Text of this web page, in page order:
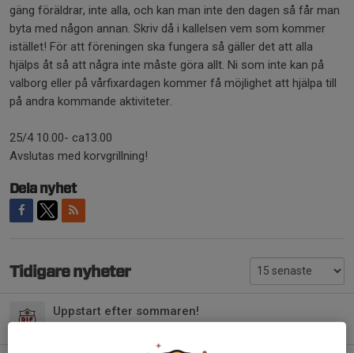
gäng föräldrar, inte alla, och kan man inte den dagen så får man
byta med någon annan. Skriv då i kallelsen vem som kommer
istället! För att föreningen ska fungera så gäller det att alla
hjälps åt så att några inte måste göra allt. Ni som inte kan på
valborg eller på vårfixardagen kommer få möjlighet att hjälpa till
på andra kommande aktiviteter.
25/4 10.00- ca13.00
Avslutas med korvgrillning!
Dela nyhet
Tidigare nyheter
Uppstart efter sommaren!